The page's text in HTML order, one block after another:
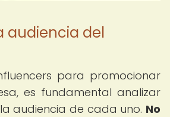
audiencia del
para promocionar
es fundamental analizar
audiencia de cada uno. No